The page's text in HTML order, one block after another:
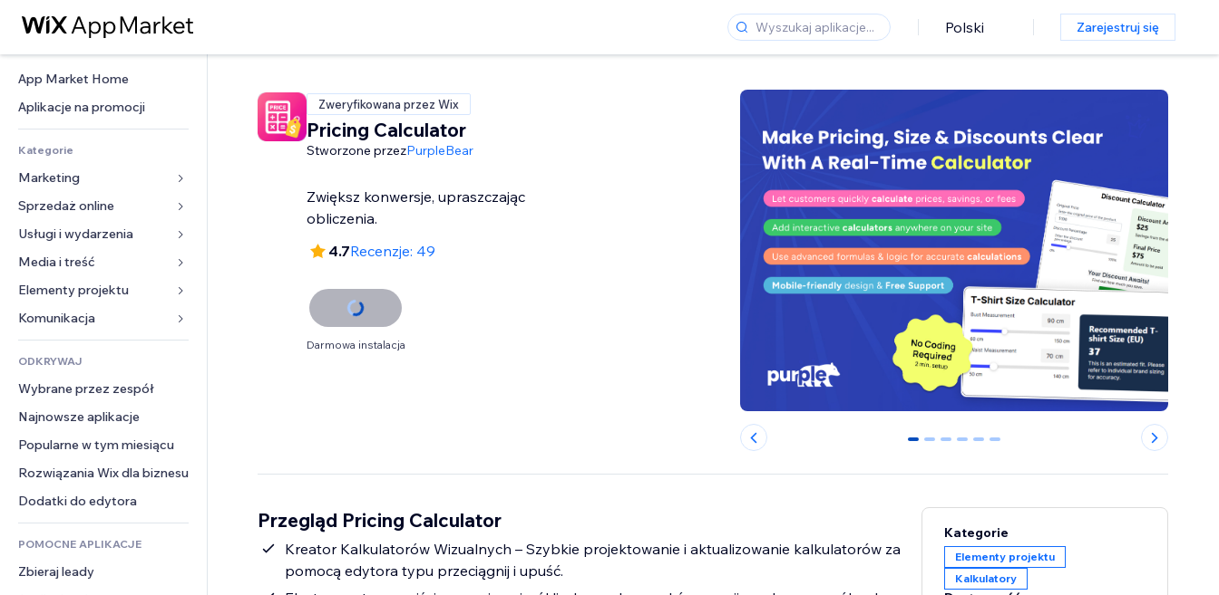
Polski Zarejestruj się
App Market Home
Aplikacje na promocji
Kategorie
Marketing
Reklamy
Smartfon
Analityka
Listy witryn
E-mail
Sprzedaż online
Aplikacje do sklepów
Wysyłka i dostawa
Przyciski sprzedaży
Rachunkowość
Kupony i lojalność
Rozwiązania dla
magazynowania
Dropshipping
Ceny i subskrypcja
Crowdfunding
Żywność i napoje
Usługi i wydarzenia
Hotele
Wydarzenia
Restauracje
Nieruchomości
Rezerwacje
Media i treść
Galeria
Muzyka
Podkasty
Fotografia
Film
PDF
Udostępnianie plików
Wiadomości
Elementy projektu
Mapy i nawigacja
Prywatność i bezpieczeństwo
Zegar
Szablony stron
Efekty obrazu
Przyciski i menu
Banery i odznaki
Kalkulatory
Szukaj
Pogoda
Wykresy i tabele
Formularze
Ankiety
Czat
Komentarze
Telefon
Społeczność
Opinie i polecenia
CRM
ODKRYWAJ
Wybrane przez zespół
Najnowsze aplikacje
Popularne w tym miesiącu
Rozwiązania Wix dla biznesu
Dodatki do edytora
POMOCNE APLIKACJE
Zbieraj leady
Zweryfikowana przez Wix
Pricing Calculator
Stworzone przezPurpleBear
Zwiększ konwersje, upraszczając
obliczenia.
4.7Recenzje: 49
Darmowa instalacja
0 1 2 3 4 5
Przegląd Pricing Calculator
Kreator Kalkulatorów Wizualnych – Szybkie projektowanie i aktualizowanie kalkulatorów za
pomocą edytora typu przeciągnij i upuść.
Kategorie
Elementy projektu
Kalkulatory